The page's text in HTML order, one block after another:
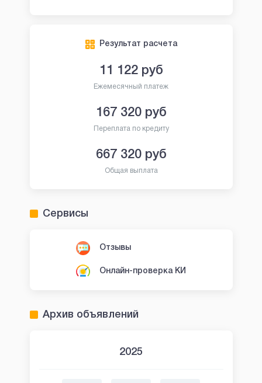
Результат расчета
11 122руб
Ежемесячный платеж
167 320руб
Переплата по кредиту
667 320руб
Общая выплата
Сервисы
Отзывы
Онлайн-проверка КИ
Архив объявлений
2025